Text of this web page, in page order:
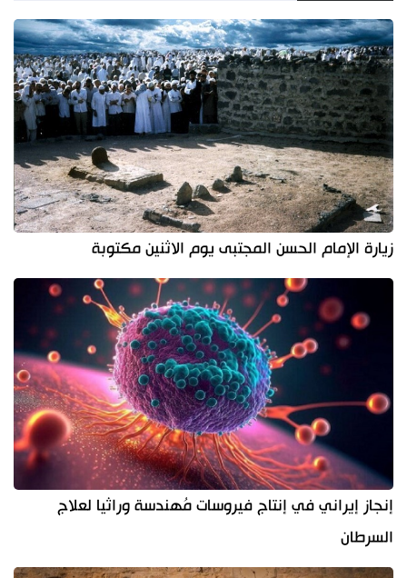
زيارة الإمام الحسن المجتبى يوم الاثنين مكتوبة
إنجاز إيراني في إنتاج فيروسات مُهندسة وراثيا لعلاج
السرطان